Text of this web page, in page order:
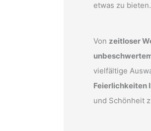
etwas zu bieten.
Von zeitloser
vielfältige
Feierlichkeiten
und Schönheit